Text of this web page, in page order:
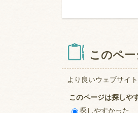
このペ
より良いウェブサイ
このページは探しや
探しやすかった